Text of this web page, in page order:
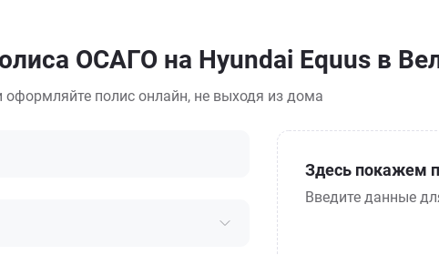
ОСАГО на Hyundai Equus в
оформляйте полис онлайн, не выходя из дома
Здесь покажем
Введите данные